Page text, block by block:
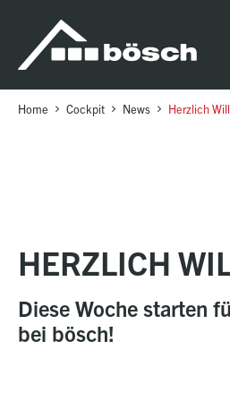
sr.skip-to.main-content
sr.skip-to.table-of-contents
sr.skip-to.main-navigation
Home Cockpit News Herzlich
HERZLICH
Diese Woche starten
bei bösch!